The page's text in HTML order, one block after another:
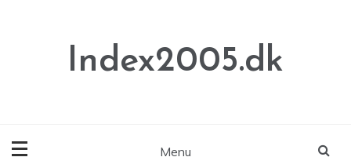
Index2005.dk
Menu